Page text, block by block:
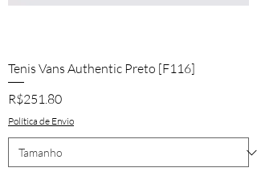
Tenis Vans Authentic Preto [F116]
Price
R$251.80
Política de Envio